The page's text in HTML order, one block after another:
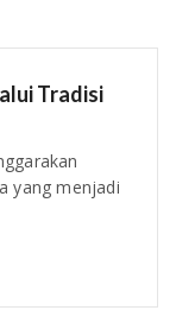
Tradisi
yang menjadi